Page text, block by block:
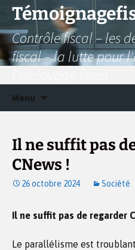
Aller
contenu
Contrôle fiscal – les
fiscal – la lutte pour
Menu
Il ne suffit pas
CNews !
26 octobre 2024 Société
Il ne suffit pas de regarder
Le parallélisme est